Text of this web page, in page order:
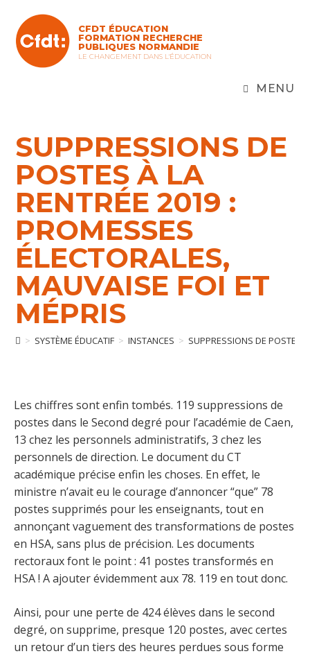
content
CFDT ÉDUCATION
FORMATION RECHERCHE
PUBLIQUES NORMANDIE
LE CHANGEMENT DANS L'ÉDUCATION
MENU
SUPPRESSIONS DE
POSTES À LA
RENTRÉE 2019 :
PROMESSES
ÉLECTORALES,
MAUVAISE FOI ET
MÉPRIS
> SYSTÈME ÉDUCATIF > INSTANCES > SUPPRESSIONS DE POSTES
Les chiffres sont enfin tombés. 119 suppressions de
postes dans le Second degré pour l’académie de Caen,
13 chez les personnels administratifs, 3 chez les
personnels de direction. Le document du CT
académique précise enfin les choses. En effet, le
ministre n’avait eu le courage d’annoncer “que” 78
postes supprimés pour les enseignants, tout en
annonçant vaguement des transformations de postes
en HSA, sans plus de précision. Les documents
rectoraux font le point : 41 postes transformés en
HSA ! A ajouter évidemment aux 78. 119 en tout donc.
Ainsi, pour une perte de 424 élèves dans le second
degré, on supprime, presque 120 postes, avec certes
un retour d’un tiers des heures perdues sous forme